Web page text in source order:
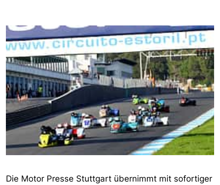
Die Motor Presse Stuttgart übernimmt mit sofortiger